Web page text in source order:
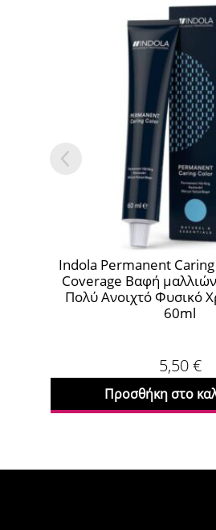
Permanent Caring Color Intense
Βαφή μαλλιών 9.03+ Ξανθό
Ανοιχτό Φυσικό Χρυσό Έντονο
Προσθήκη στο καλάθι